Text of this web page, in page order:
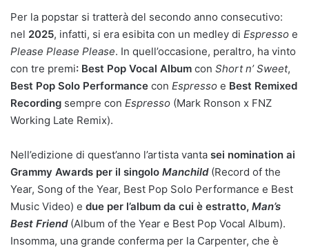
Per la popstar si tratterà del secondo anno consecutivo:
nel 2025, infatti, si era esibita con un medley di Espresso e
Please Please Please. In quell’occasione, peraltro, ha vinto
con tre premi: Best Pop Vocal Album con Short n’ Sweet,
Best Pop Solo Performance con Espresso e Best Remixed
Recording sempre con Espresso (Mark Ronson x FNZ
Working Late Remix).
Nell’edizione di quest’anno l’artista vanta sei nomination ai
Grammy Awards per il singolo Manchild(Record of the
Year, Song of the Year, Best Pop Solo Performance e Best
Music Video) e due per l’album da cui è estratto, Man’s
Best Friend(Album of the Year e Best Pop Vocal Album).
Insomma, una grande conferma per la Carpenter, che è